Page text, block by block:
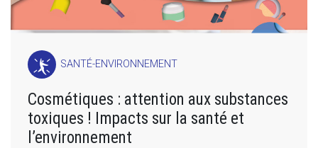
SANTÉ-ENVIRONNEMENT
Cosmétiques : attention aux substances
toxiques ! Impacts sur la santé et
l’environnement